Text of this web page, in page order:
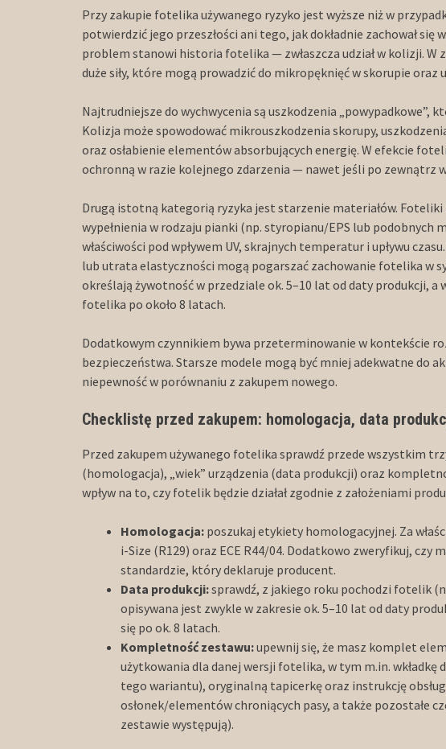
Przy zakupie fotelika używanego ryzyko jest wyższe niż w
potwierdzić jego przeszłości ani tego, jak dokładnie zachował się
problem stanowi historia fotelika — zwłaszcza udział w kolizji. W
duże siły, które mogą prowadzić do mikropęknięć w skorupie
Najtrudniejsze do wychwycenia są uszkodzenia „powypadkowe”,
Kolizja może spowodować mikrouszkodzenia skorupy,
oraz osłabienie elementów absorbujących energię. W efekcie
ochronną w razie kolejnego zdarzenia — nawet jeśli po zewnątrz
Drugą istotną kategorią ryzyka jest starzenie materiałów.
wypełnienia w rodzaju pianki (np. styropianu/EPS lub podobnych
właściwości pod wpływem UV, skrajnych temperatur i upływu
lub utrata elastyczności mogą pogarszać zachowanie fotelika w
określają żywotność w przedziale ok. 5–10 lat od daty produkcji, a
fotelika po około 8 latach.
Dodatkowym czynnikiem bywa przeterminowanie w kontekście
bezpieczeństwa. Starsze modele mogą być mniej adekwatne do
niepewność w porównaniu z zakupem nowego.
Checklistę przed zakupem: homologacja, data
Przed zakupem używanego fotelika sprawdź przede wszystkim
(homologacja), „wiek” urządzenia (data produkcji) oraz
wpływ na to, czy fotelik będzie działał zgodnie z założeniami
Homologacja: poszukaj etykiety homologacyjnej. Za
i-Size (R129) oraz ECE R44/04. Dodatkowo zweryfikuj, czy
standardzie, który deklaruje producent.
Data produkcji:sprawdź, z jakiego roku pochodzi fotelik
opisywana jest zwykle w zakresie ok. 5–10 lat od daty
się po ok. 8 latach.
Kompletność zestawu:upewnij się, że masz komplet
użytkowania dla danej wersji fotelika, w tym m.in.
tego wariantu), oryginalną tapicerkę oraz instrukcję
osłonek/elementów chroniących pasy, a także pozostałe
zestawie występują).